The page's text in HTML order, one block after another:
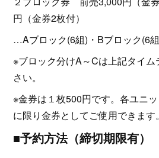
円（金券2枚付）
…Aブロック(6組)・Bブロック(6
※ブロック分けA～Cは上記タイ
さい。
※金券は１枚500円です。各ユニ
に限り金券としてご使用できます。
■予約方法（締切期限有）